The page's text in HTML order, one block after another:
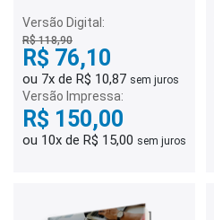
Versão Digital:
R$ 118,90
R$ 76,10
ou 7x de R$ 10,87 sem juros
Versão Impressa:
R$ 150,00
ou 10x de R$ 15,00 sem juros